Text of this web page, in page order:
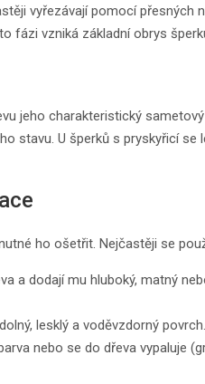
vyřezávají pomocí přesných
fázi vzniká základní obrys
jeho charakteristický
stavu. U šperků s pryskyřicí
ho ošetřit. Nejčastěji se
a dodají mu hluboký, matný
lesklý a voděvzdorný povrch.
nebo se do dřeva vypaluje